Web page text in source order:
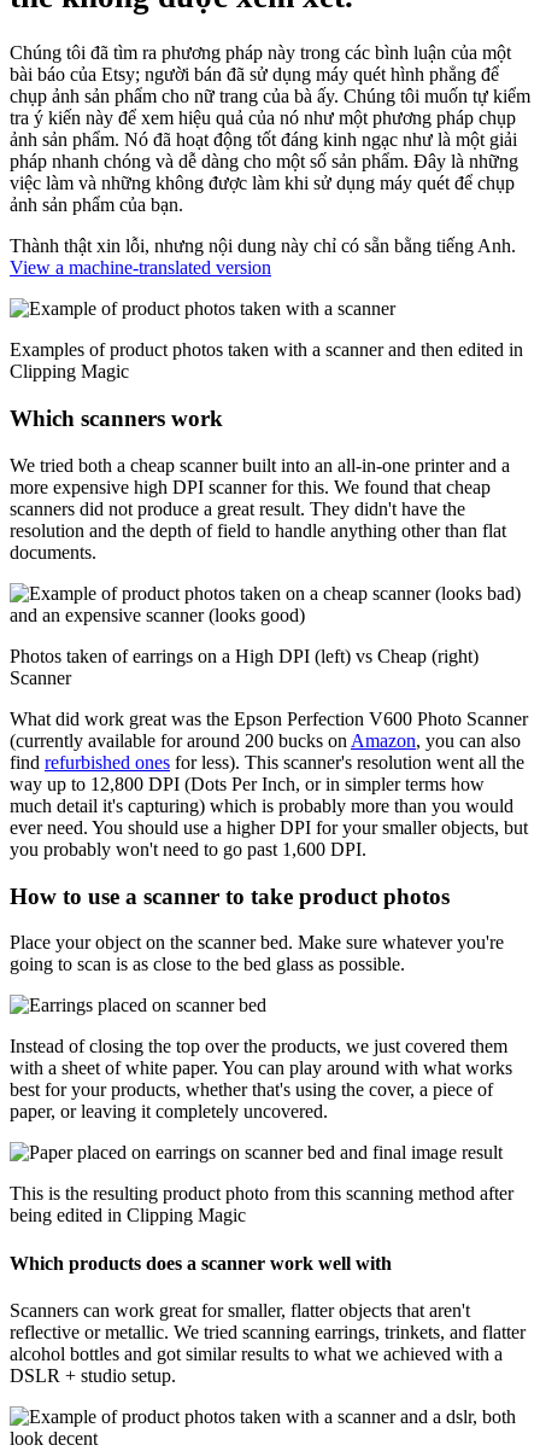
Chúng tôi đã tìm ra phương pháp này trong các bình luận của một
bài báo của Etsy; người bán đã sử dụng máy quét hình phẳng để
chụp ảnh sản phẩm cho nữ trang của bà ấy. Chúng tôi muốn tự kiểm
tra ý kiến này để xem hiệu quả của nó như một phương pháp chụp
ảnh sản phẩm. Nó đã hoạt động tốt đáng kinh ngạc như là một giải
pháp nhanh chóng và dễ dàng cho một số sản phẩm. Đây là những
việc làm và những không được làm khi sử dụng máy quét để chụp
ảnh sản phẩm của bạn.
Thành thật xin lỗi, nhưng nội dung này chỉ có sẵn bằng tiếng Anh.
View a machine-translated version
Examples of product photos taken with a scanner and then edited in
Clipping Magic
Which scanners work
We tried both a cheap scanner built into an all-in-one printer and a
more expensive high DPI scanner for this. We found that cheap
scanners did not produce a great result. They didn't have the
resolution and the depth of field to handle anything other than flat
documents.
Photos taken of earrings on a High DPI (left) vs Cheap (right)
Scanner
What did work great was the Epson Perfection V600 Photo Scanner
(currently available for around 200 bucks on Amazon, you can also
find refurbished ones for less). This scanner's resolution went all the
way up to 12,800 DPI (Dots Per Inch, or in simpler terms how
much detail it's capturing) which is probably more than you would
ever need. You should use a higher DPI for your smaller objects, but
you probably won't need to go past 1,600 DPI.
How to use a scanner to take product photos
Place your object on the scanner bed. Make sure whatever you're
going to scan is as close to the bed glass as possible.
Instead of closing the top over the products, we just covered them
with a sheet of white paper. You can play around with what works
best for your products, whether that's using the cover, a piece of
paper, or leaving it completely uncovered.
This is the resulting product photo from this scanning method after
being edited in Clipping Magic
Which products does a scanner work well with
Scanners can work great for smaller, flatter objects that aren't
reflective or metallic. We tried scanning earrings, trinkets, and flatter
alcohol bottles and got similar results to what we achieved with a
DSLR + studio setup.